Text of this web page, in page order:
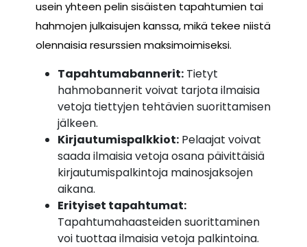
usein yhteen pelin sisäisten tapahtumien tai
hahmojen julkaisujen kanssa, mikä tekee niistä
olennaisia resurssien maksimoimiseksi.
Tapahtumabannerit: Tietyt
hahmobannerit voivat tarjota ilmaisia
vetoja tiettyjen tehtävien suorittamisen
jälkeen.
Kirjautumispalkkiot: Pelaajat voivat
saada ilmaisia vetoja osana päivittäisiä
kirjautumispalkintoja mainosjaksojen
aikana.
Erityiset tapahtumat:
Tapahtumahaasteiden suorittaminen
voi tuottaa ilmaisia vetoja palkintoina.